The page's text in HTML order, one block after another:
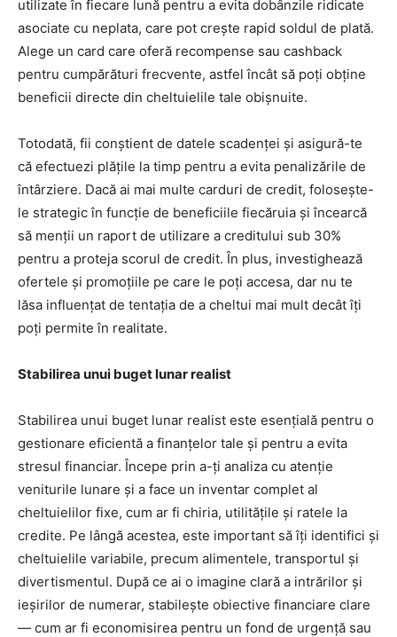
utilizate în fiecare lună pentru a evita dobânzile ridicate
asociate cu neplata, care pot crește rapid soldul de plată.
Alege un card care oferă recompense sau cashback
pentru cumpărături frecvente, astfel încât să poți obține
beneficii directe din cheltuielile tale obișnuite.
Totodată, fii conștient de datele scadenței și asigură-te
că efectuezi plățile la timp pentru a evita penalizările de
întârziere. Dacă ai mai multe carduri de credit, folosește-
le strategic în funcție de beneficiile fiecăruia și încearcă
să menții un raport de utilizare a creditului sub 30%
pentru a proteja scorul de credit. În plus, investighează
ofertele și promoțiile pe care le poți accesa, dar nu te
lăsa influențat de tentația de a cheltui mai mult decât îți
poți permite în realitate.
Stabilirea unui buget lunar realist
Stabilirea unui buget lunar realist este esențială pentru o
gestionare eficientă a finanțelor tale și pentru a evita
stresul financiar. Începe prin a-ți analiza cu atenție
veniturile lunare și a face un inventar complet al
cheltuielilor fixe, cum ar fi chiria, utilitățile și ratele la
credite. Pe lângă acestea, este important să îți identifici și
cheltuielile variabile, precum alimentele, transportul și
divertismentul. După ce ai o imagine clară a intrărilor și
ieșirilor de numerar, stabilește obiective financiare clare
— cum ar fi economisirea pentru un fond de urgență sau